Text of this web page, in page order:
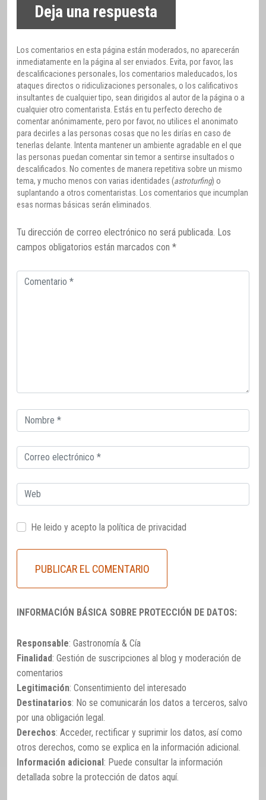
Deja una respuesta
Los comentarios en esta página están moderados, no aparecerán
inmediatamente en la página al ser enviados. Evita, por favor, las
descalificaciones personales, los comentarios maleducados, los
ataques directos o ridiculizaciones personales, o los calificativos
insultantes de cualquier tipo, sean dirigidos al autor de la página o a
cualquier otro comentarista. Estás en tu perfecto derecho de
comentar anónimamente, pero por favor, no utilices el anonimato
para decirles a las personas cosas que no les dirías en caso de
tenerlas delante. Intenta mantener un ambiente agradable en el que
las personas puedan comentar sin temor a sentirse insultados o
descalificados. No comentes de manera repetitiva sobre un mismo
tema, y mucho menos con varias identidades (astroturfing) o
suplantando a otros comentaristas. Los comentarios que incumplan
esas normas básicas serán eliminados.
Tu dirección de correo electrónico no será publicada. Los
campos obligatorios están marcados con *
Comentario
Correo
electrónico
Correo
electrónico
Web
He leido y acepto la política de privacidad
INFORMACIÓN BÁSICA SOBRE PROTECCIÓN DE DATOS:
Responsable: Gastronomía & Cía
Finalidad: Gestión de suscripciones al blog y moderación de
comentarios
Legitimación: Consentimiento del interesado
Destinatarios: No se comunicarán los datos a terceros, salvo
por una obligación legal.
Derechos: Acceder, rectificar y suprimir los datos, así como
otros derechos, como se explica en la información adicional.
Información adicional: Puede consultar la información
detallada sobre la protección de datos aquí.